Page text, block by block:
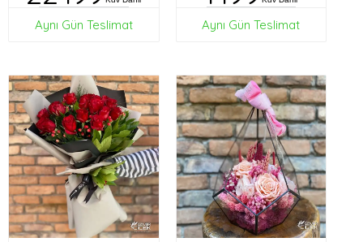
Aynı Gün Teslimat Aynı Gün Teslimat